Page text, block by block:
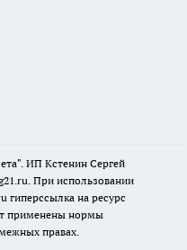
ИП Кстенин Сергей
При использовании
гиперссылка на ресурс
применены нормы
правах.